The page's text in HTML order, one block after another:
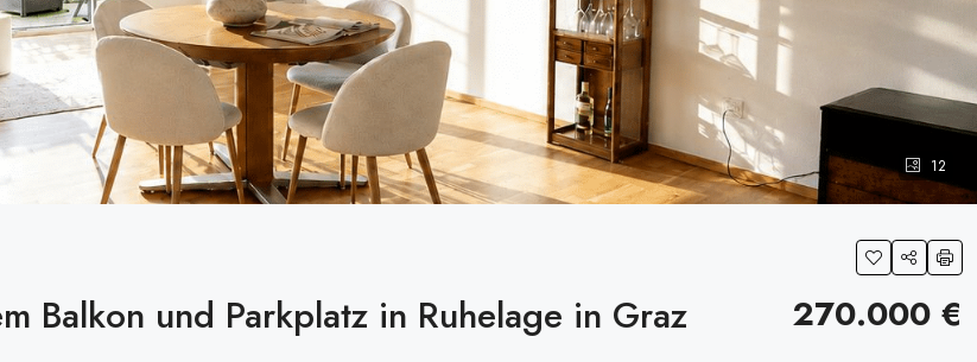
12
Balkon und Parkplatz in Ruhelage in Graz
270.000 €